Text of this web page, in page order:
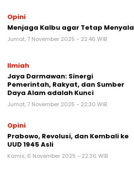
Opini
Menjaga Kalbu agar Tetap Menyala
Jumat, 7 November 2025 - 22:46 WIB
Ilmiah
Jaya Darmawan: Sinergi
Pemerintah, Rakyat, dan Sumber
Daya Alam adalah Kunci
Jumat, 7 November 2025 - 22:30 WIB
Opini
Prabowo, Revolusi, dan Kembali ke
UUD 1945 Asli
Kamis, 6 November 2025 - 22:36 WIB